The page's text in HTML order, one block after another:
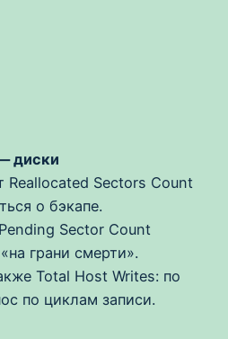
диски
Reallocated Sectors Count
о бэкапе.
Sector Count
грани смерти».
Total Host Writes: по
по циклам записи.